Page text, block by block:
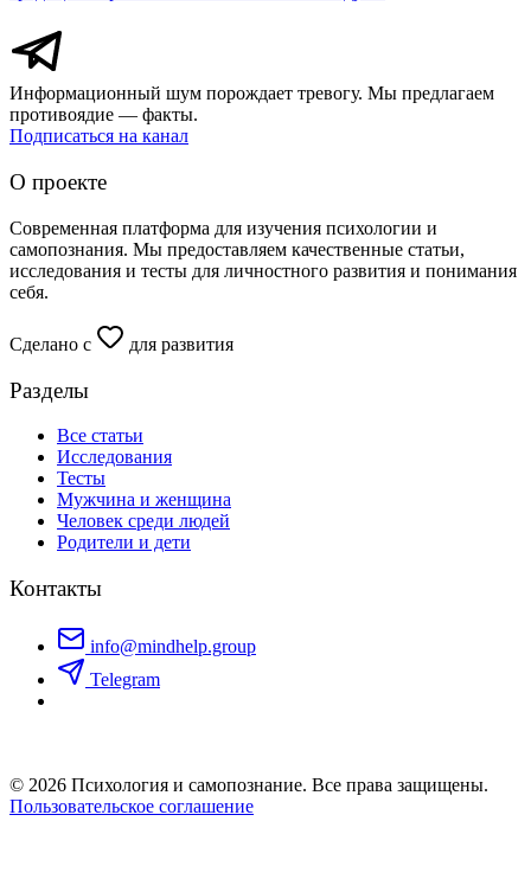
Информационный шум порождает тревогу. Мы предлагаем
противоядие — факты.
Подписаться на канал
О проекте
Современная платформа для изучения психологии и
самопознания. Мы предоставляем качественные статьи,
исследования и тесты для личностного развития и понимания
себя.
Сделано с для развития
Разделы
Все статьи
Исследования
Тесты
Мужчина и женщина
Человек среди людей
Родители и дети
Контакты
info@mindhelp.group
Telegram
© 2026 Психология и самопознание. Все права защищены.
Пользовательское соглашение